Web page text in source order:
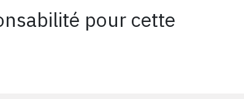
pour cette